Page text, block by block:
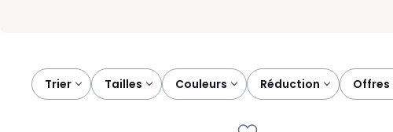
Trier tailles couleurs réduction